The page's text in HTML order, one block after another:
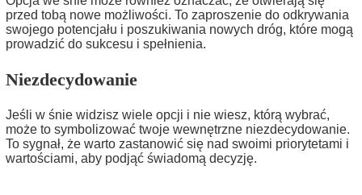
przed tobą nowe możliwości. To zaproszenie do odkrywania
swojego potencjału i poszukiwania nowych dróg, które mogą
prowadzić do sukcesu i spełnienia.
Niezdecydowanie
Jeśli w śnie widzisz wiele opcji i nie wiesz, którą wybrać,
może to symbolizować twoje wewnętrzne niezdecydowanie.
To sygnał, że warto zastanowić się nad swoimi priorytetami i
wartościami, aby podjąć świadomą decyzję.